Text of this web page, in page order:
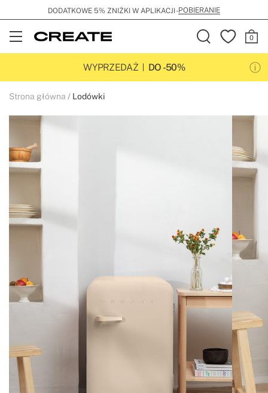
DODATKOWE 5% ZNIŻKI W APLIKACJI -POBIERANIE
Open
Menu
WYPRZEDAŻ
DO -50%
Strona główna Lodówki